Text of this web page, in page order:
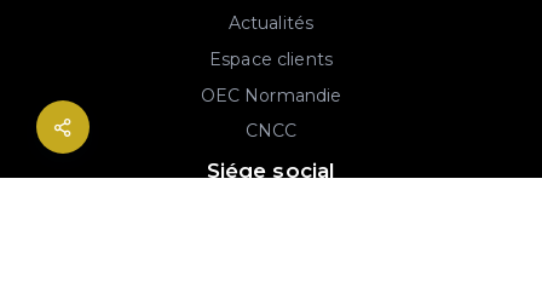
Actualités
Espace clients
OEC Normandie
CNCC
Siége social